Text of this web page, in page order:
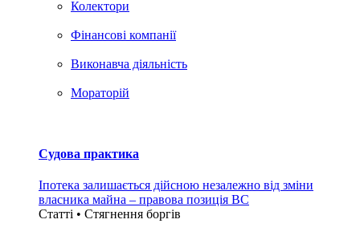
Колектори
Фінансові компанії
Виконавча діяльність
Мораторій
Судова практика
Іпотека залишається дійсною незалежно від зміни
власника майна – правова позиція ВС
Статті • Стягнення боргiв